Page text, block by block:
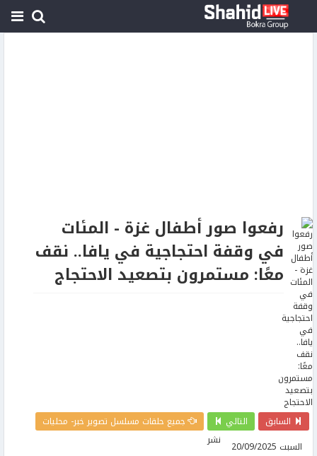
رفعوا صور أطفال غزة - المئات
في وقفة احتجاجية في يافا.. نقف
معًا: مستمرون بتصعيد الاحتجاج
السابق التالي
جميع حلقات مسلسل تصوير خبر- محليات
نشر
السبت 20/09/2025